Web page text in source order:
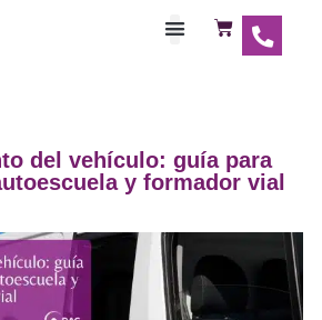
del vehículo: guía